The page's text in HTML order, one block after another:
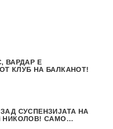
ВАРДАР Е
КЛУБ НА БАЛКАНОТ!
СУСПЕНЗИЈАТА НА
НИКОЛОВ! САМО